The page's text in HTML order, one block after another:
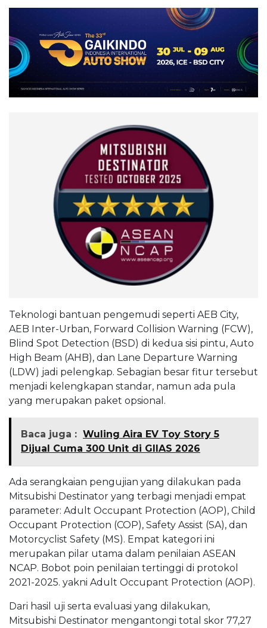
Teknologi bantuan pengemudi seperti AEB City,
AEB Inter-Urban, Forward Collision Warning (FCW),
Blind Spot Detection (BSD) di kedua sisi pintu, Auto
High Beam (AHB), dan Lane Departure Warning
(LDW) jadi pelengkap. Sebagian besar fitur tersebut
menjadi kelengkapan standar, namun ada pula
yang merupakan paket opsional.
Baca juga : Wuling Aira EV Toy Story 5
Dijual Cuma 300 Unit di GIIAS 2026
Ada serangkaian pengujian yang dilakukan pada
Mitsubishi Destinator yang terbagi menjadi empat
parameter: Adult Occupant Protection (AOP), Child
Occupant Protection (COP), Safety Assist (SA), dan
Motorcyclist Safety (MS). Empat kategori ini
merupakan pilar utama dalam penilaian ASEAN
NCAP. Bobot poin penilaian tertinggi di protokol
2021-2025. yakni Adult Occupant Protection (AOP).
Dari hasil uji serta evaluasi yang dilakukan,
Mitsubishi Destinator mengantongi total skor 77,27